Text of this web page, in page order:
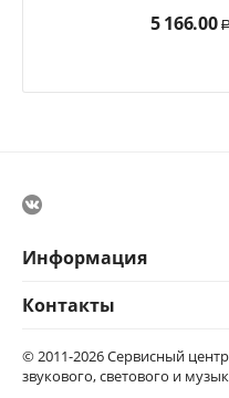
5 166.00 Р
Информация
Контакты
© 2011-2026 Сервисный
звукового, светового и